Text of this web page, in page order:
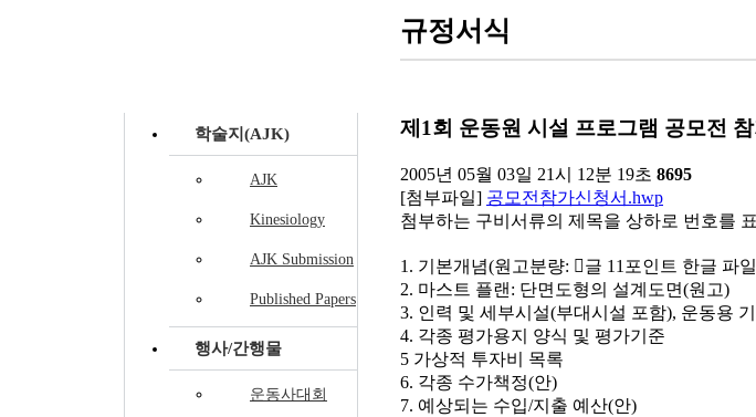
학술지(AJK)
AJK
Kinesiology
AJK Submission
Published Papers
행사/간행물
운동사대회
규정서식
제1회 운동원 시설 프로그램 공모전
2005년 05월 03일 21시 12분 19초 8695
[첨부파일] 공모전참가신청서.hwp
첨부하는 구비서류의 제목을 상하로 번호를
1. 기본개념(원고분량: 글 11포인트 한글 파
2. 마스트 플랜: 단면도형의 설계도면(원고)
3. 인력 및 세부시설(부대시설 포함), 운동용
4. 각종 평가용지 양식 및 평가기준
5 가상적 투자비 목록
6. 각종 수가책정(안)
7. 예상되는 수입/지출 예산(안)